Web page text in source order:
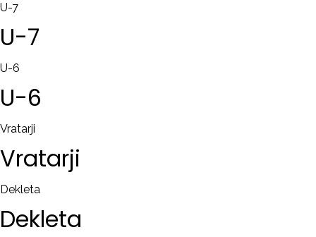
U-7
U-7
U-6
U-6
Vratarji
Vratarji
Dekleta
Dekleta